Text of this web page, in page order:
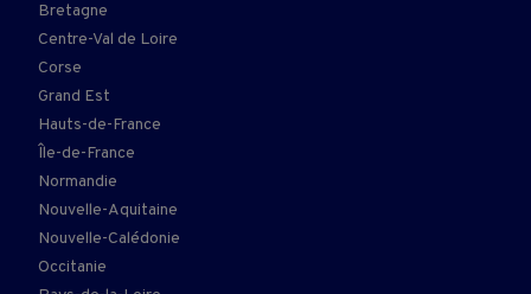
Bretagne
Centre-Val de Loire
Corse
Grand Est
Hauts-de-France
Île-de-France
Normandie
Nouvelle-Aquitaine
Nouvelle-Calédonie
Occitanie